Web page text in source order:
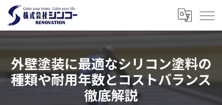
外壁塗装に最適なシリコン塗料の
種類や耐用年数とコストバランス
徹底解説